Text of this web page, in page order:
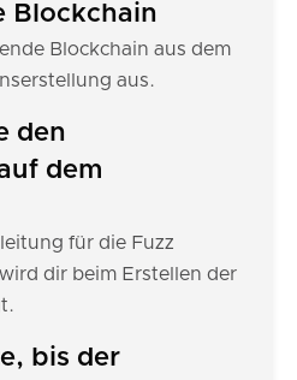
Blockchain
Blockchain aus dem
aus.
den
dem
für die Fuzz
dir beim Erstellen der
bis der